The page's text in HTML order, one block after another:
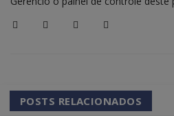
POSTS RELACIONADOS